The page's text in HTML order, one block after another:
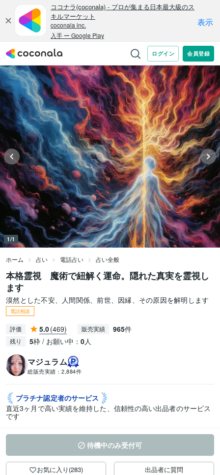
1/1
ホーム 占い 電話占い 占い全般
本格霊視 魔術で紐解く運命。隠れた真実を霊視し
ます
漠然とした不安、人間関係、前世、因縁、その原因を解明します
電話相談
評価 5.0(469) 販売実績 965件
残り 5枠 / お願い中： 0人
マジュラム
総販売実績： 2,884件
プラチナ認定者のサービス
直近3ヶ月で高い実績を維持した、信頼性の高い出品者のサービス
です
待機中のみ受付可
お気に入り(283) 出品者に質問